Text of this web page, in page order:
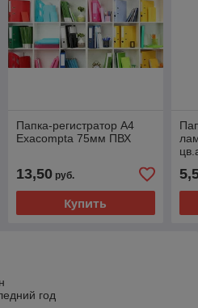
Папка-регистратор А4
Exacompta 75мм ПВХ
13,50руб.
Купить
год